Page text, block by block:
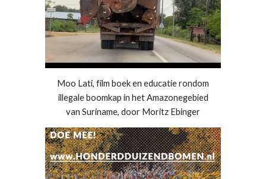
Moo Lati, film boek en educatie rondom
illegale boomkap in het Amazonegebied
van Suriname, door Moritz Ebinger